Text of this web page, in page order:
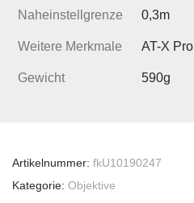
Naheinstellgrenze 0,3m
Weitere Merkmale AT-X Pro
Gewicht 590g
Artikelnummer: fkU10190247
Kategorie: Objektive